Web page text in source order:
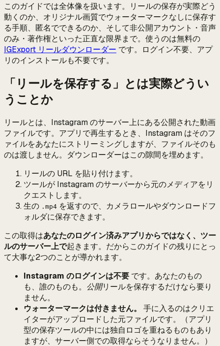
このガイドでは全体像を扱います。リールの保存が実際どう
動くのか、オリジナル画質でウォーターマークなしに保存す
る手順、匿名でできるのか、そして非公開アカウント・音声
のみ・著作権といった正直な限界まで。使うのは無料の
IGExport リールダウンローダー です。ログイン不要、アプ
リのインストールも不要です。
「リールを保存する」とは実際どうい
うことか
リールとは、Instagram のサーバー上にある公開された動画
ファイルです。アプリで再生するとき、Instagram はそのフ
ァイルをあなたにストリーミングしますが、ファイルそのも
のは渡しません。ダウンローダーはこの隙間を埋めます。
リールの URL を貼り付けます。
ツールが Instagram のサーバーから元のメディアをリ
クエストします。
生の .mp4 を返すので、カメラロールやダウンロードフ
ォルダに保存できます。
この取得はあなたのログイン済みアプリからではなく、ツー
ルのサーバー上で起きます。だからこのガイドの残りにとっ
て大事な2つのことが導かれます。
Instagram のログインは不要 です。あなたのもの
も、誰のものも。 公開リールを保存するだけなら要り
ません。
ウォーターマークは付きません。
手に入るのはクリエ
イターがアップロードした元ファイルです。（アプリ
型の保存ツールの中には独自ロゴを重ねるものもあり
ますが、サーバー側での取得ならそうなりません。）